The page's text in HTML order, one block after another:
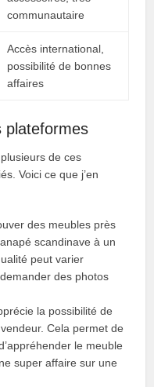
communautaire
Accès international,
possibilité de bonnes
affaires
plateformes
de ces
Voici ce que j’en
des meubles près
scandinave à un
peut varier
des photos
la possibilité de
Cela permet de
le meuble
super affaire sur une